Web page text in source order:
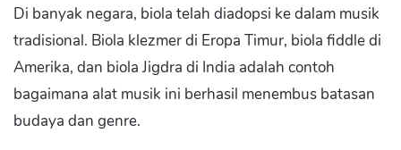
Di banyak negara, biola telah diadopsi ke dalam musik
tradisional. Biola klezmer di Eropa Timur, biola fiddle di
Amerika, dan biola Jigdra di India adalah contoh
bagaimana alat musik ini berhasil menembus batasan
budaya dan genre.